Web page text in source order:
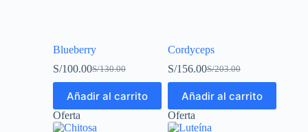
Blueberry
S/130.00
S/100.00
Añadir al carrito
Cordyceps
S/203.00
S/156.00
Añadir al carrito
Oferta Oferta